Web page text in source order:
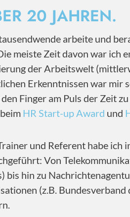
20 JAHREN.
arbeite und
meiste Zeit davon war
der Arbeitswelt
Erkenntnissen war mir
Finger am Puls der Zeit
HR Start-up Award und
und Referent habe ich
Von
bis hin zu
(z.B.